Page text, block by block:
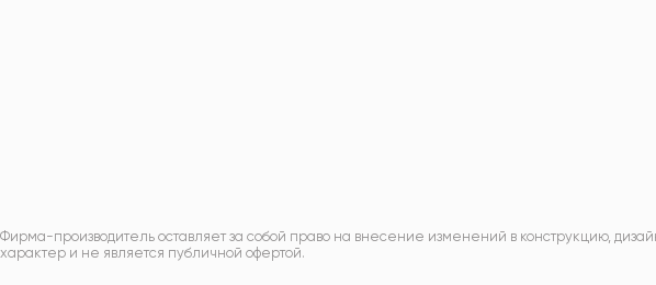
Фирма-производитель оставляет за собой право на внесение изменений в конструкцию,
характер и не является публичной офертой.